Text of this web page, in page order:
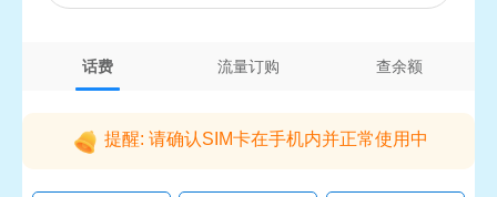
话费 流量订购 查余额
提醒: 请确认SIM卡在手机内并正常使用中